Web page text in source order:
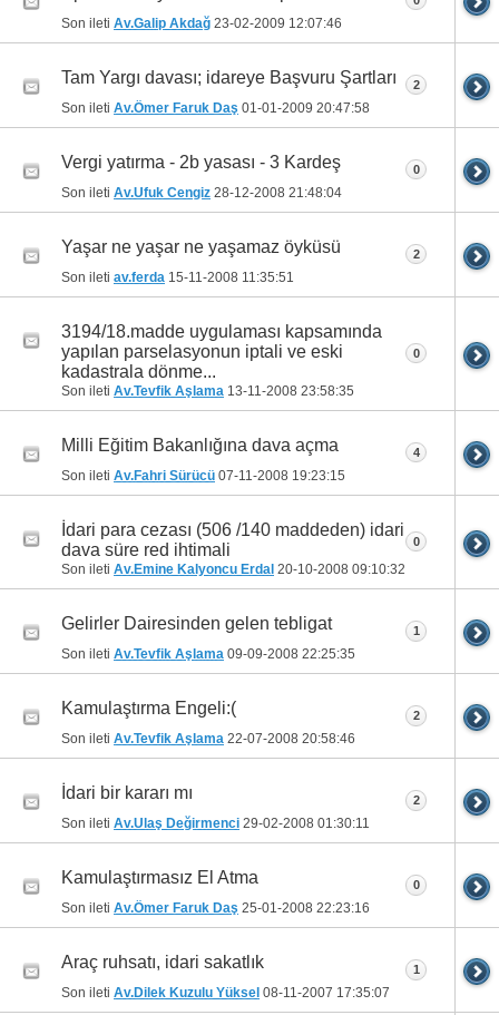
Son ileti Av.Galip Akdağ 23-02-2009 12:07:46
Tam Yargı davası; idareye Başvuru Şartları
Son ileti Av.Ömer Faruk Daş 01-01-2009 20:47:58
2
Vergi yatırma - 2b yasası - 3 Kardeş
Son ileti Av.Ufuk Cengiz 28-12-2008 21:48:04
0
Yaşar ne yaşar ne yaşamaz öyküsü
Son ileti av.ferda 15-11-2008 11:35:51
2
3194/18.madde uygulaması kapsamında
yapılan parselasyonun iptali ve eski
kadastrala dönme...
Son ileti Av.Tevfik Aşlama 13-11-2008 23:58:35
0
Milli Eğitim Bakanlığına dava açma
Son ileti Av.Fahri Sürücü 07-11-2008 19:23:15
4
İdari para cezası (506 /140 maddeden) idari
dava süre red ihtimali
Son ileti Av.Emine Kalyoncu Erdal 20-10-2008 09:10:32
0
Gelirler Dairesinden gelen tebligat
Son ileti Av.Tevfik Aşlama 09-09-2008 22:25:35
1
Kamulaştırma Engeli:(
Son ileti Av.Tevfik Aşlama 22-07-2008 20:58:46
2
İdari bir kararı mı
Son ileti Av.Ulaş Değirmenci 29-02-2008 01:30:11
2
Kamulaştırmasız El Atma
Son ileti Av.Ömer Faruk Daş 25-01-2008 22:23:16
0
Araç ruhsatı, idari sakatlık
Son ileti Av.Dilek Kuzulu Yüksel 08-11-2007 17:35:07
1